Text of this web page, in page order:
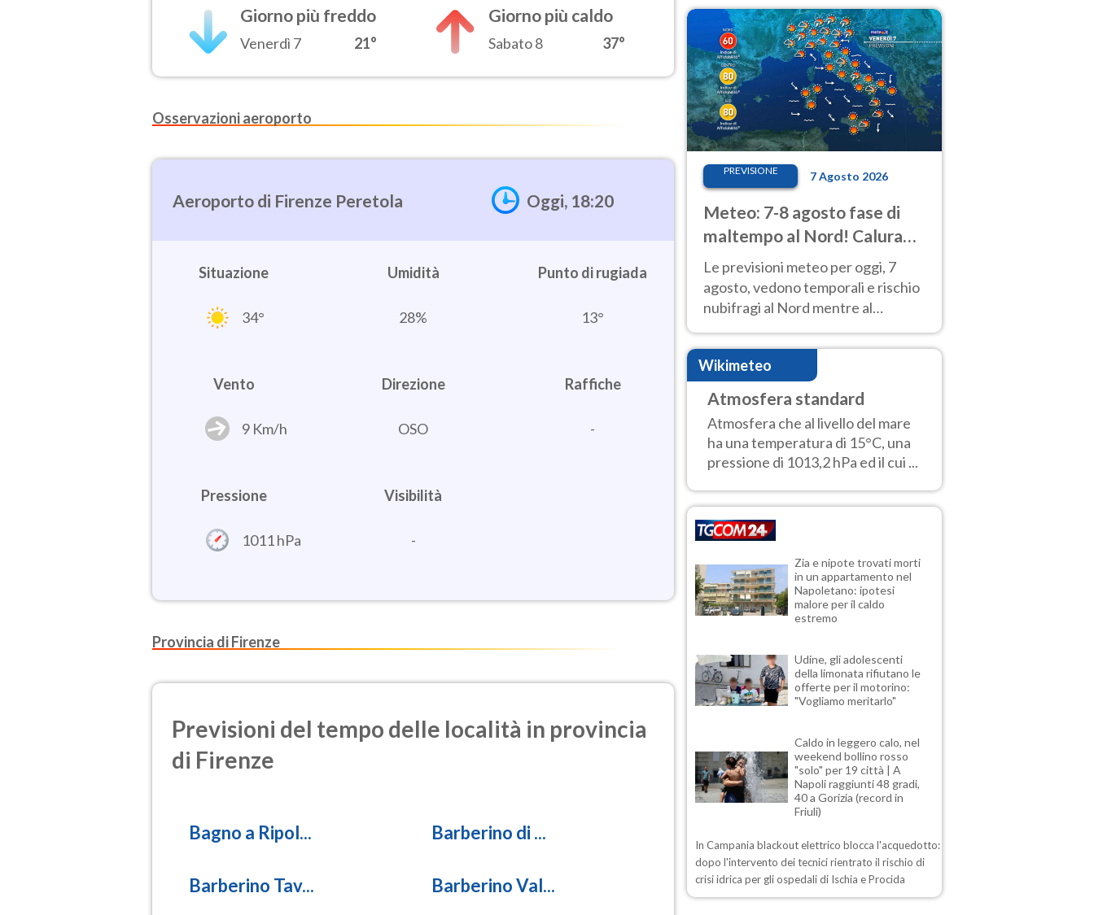
Giorno più freddo
Venerdì 7 21°
Giorno più caldo
Sabato 8 37°
Osservazioni aeroporto
Firenze Peretola Oggi, 18:20
Situazione
34°
Umidità
28% 13°
Vento
9 Km/h
Direzione
OSO
Raffiche
-
Pressione
1011 hPa
Visibilità
-
Provincia di Firenze
Previsioni del tempo delle località in provincia
di Firenze
Bagno a Ripol... Barberino di ...
Barberino Tav... Barberino Val...
previsioni
PREVISIONE 7 Agosto 2026
Meteo: 7-8 agosto fase di
maltempo al Nord! Calura
fino a Ferragosto
Le previsioni meteo per oggi, 7
agosto, vedono temporali e rischio
nubifragi al Nord mentre al
Centro-Sud sole e caldo sempre
molto intenso.
Wikimeteo
Atmosfera standard
Atmosfera che al livello del mare
ha una temperatura di 15°C, una
pressione di 1013,2 hPa ed il cui ...
Zia e nipote trovati morti
in un appartamento nel
Napoletano: ipotesi
malore per il caldo
estremo
Udine, gli adolescenti
della limonata rifiutano le
offerte per il motorino:
"Vogliamo meritarlo"
Caldo in leggero calo, nel
weekend bollino rosso
"solo" per 19 città | A
Napoli raggiunti 48 gradi,
40 a Gorizia (record in
Friuli)
In Campania blackout elettrico blocca l'acquedotto:
dopo l'intervento dei tecnici rientrato il rischio di
crisi idrica per gli ospedali di Ischia e Procida